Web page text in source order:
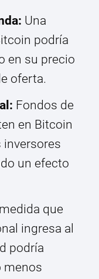
Una
podría
en su precio
oferta.
Fondos de
en Bitcoin
inversores
un efecto
que
ingresa al
podría
menos